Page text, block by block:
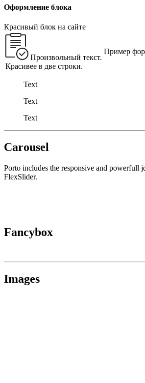
Оформление блока
Красивый блок на сайте
Произвольный текст.
Красивее в две строки.
Пример
Text
Text
Text
Carousel
Porto includes the responsive and powerfull
FlexSlider.
Fancybox
Images